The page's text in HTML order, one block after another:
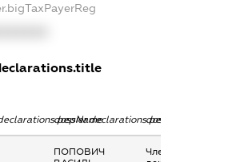
dossier.declarations.personName
ПОПОВИЧ
Членство суб’єкта